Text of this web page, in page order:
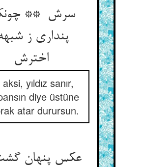
سرش **
پنداری ز
اخترش
yıldız sanır,
diye üstüne
atar durursun.
عکس پنهان